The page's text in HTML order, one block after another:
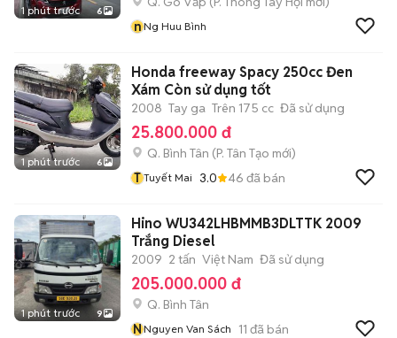
1 phút trước 6
nNg Huu Bình
1 phút trước 6
Honda freeway Spacy 250cc Đen
Xám Còn sử dụng tốt
2008 Tay ga Trên 175 cc Đã sử dụng
25.800.000 đ
Q. Bình Tân (P. Tân Tạo mới)
T Tuyết Mai 3.0 46 đã bán
1 phút trước 9
Hino WU342LHBMMB3DLTTK 2009
Trắng Diesel
2009 2 tấn Việt Nam Đã sử dụng
205.000.000 đ
Q. Bình Tân
NNguyen Van Sách 11 đã bán